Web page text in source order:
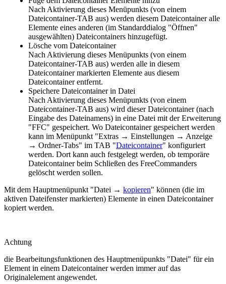
Nach Aktivierung dieses Menüpunkts (von einem
Dateicontainer-TAB aus) werden diesem Dateicontainer alle
Elemente eines anderen (im Standarddialog "Öffnen"
ausgewählten) Dateicontainers hinzugefügt.
Lösche vom Dateicontainer
Nach Aktivierung dieses Menüpunkts (von einem
Dateicontainer-TAB aus) werden alle in diesem
Dateicontainer markierten Elemente aus diesem
Dateicontainer entfernt.
Speichere Dateicontainer in Datei
Nach Aktivierung dieses Menüpunkts (von einem
Dateicontainer-TAB aus) wird dieser Dateicontainer (nach
Eingabe des Dateinamens) in eine Datei mit der Erweiterung
"FFC" gespeichert. Wo Dateicontainer gespeichert werden
kann im Menüpunkt "Extras → Einstellungen → Anzeige
→ Ordner-Tabs" im TAB "Dateicontainer" konfiguriert
werden. Dort kann auch festgelegt werden, ob temporäre
Dateicontainer beim Schließen des FreeCommanders
gelöscht werden sollen.
Mit dem Hauptmenüpunkt "Datei → kopieren" können (die im
aktiven Dateifenster markierten) Elemente in einen Dateicontainer
kopiert werden.
Achtung
die Bearbeitungsfunktionen des Hauptmenüpunkts "Datei" für ein
Element in einem Dateicontainer werden immer auf das
Originalelement angewendet.